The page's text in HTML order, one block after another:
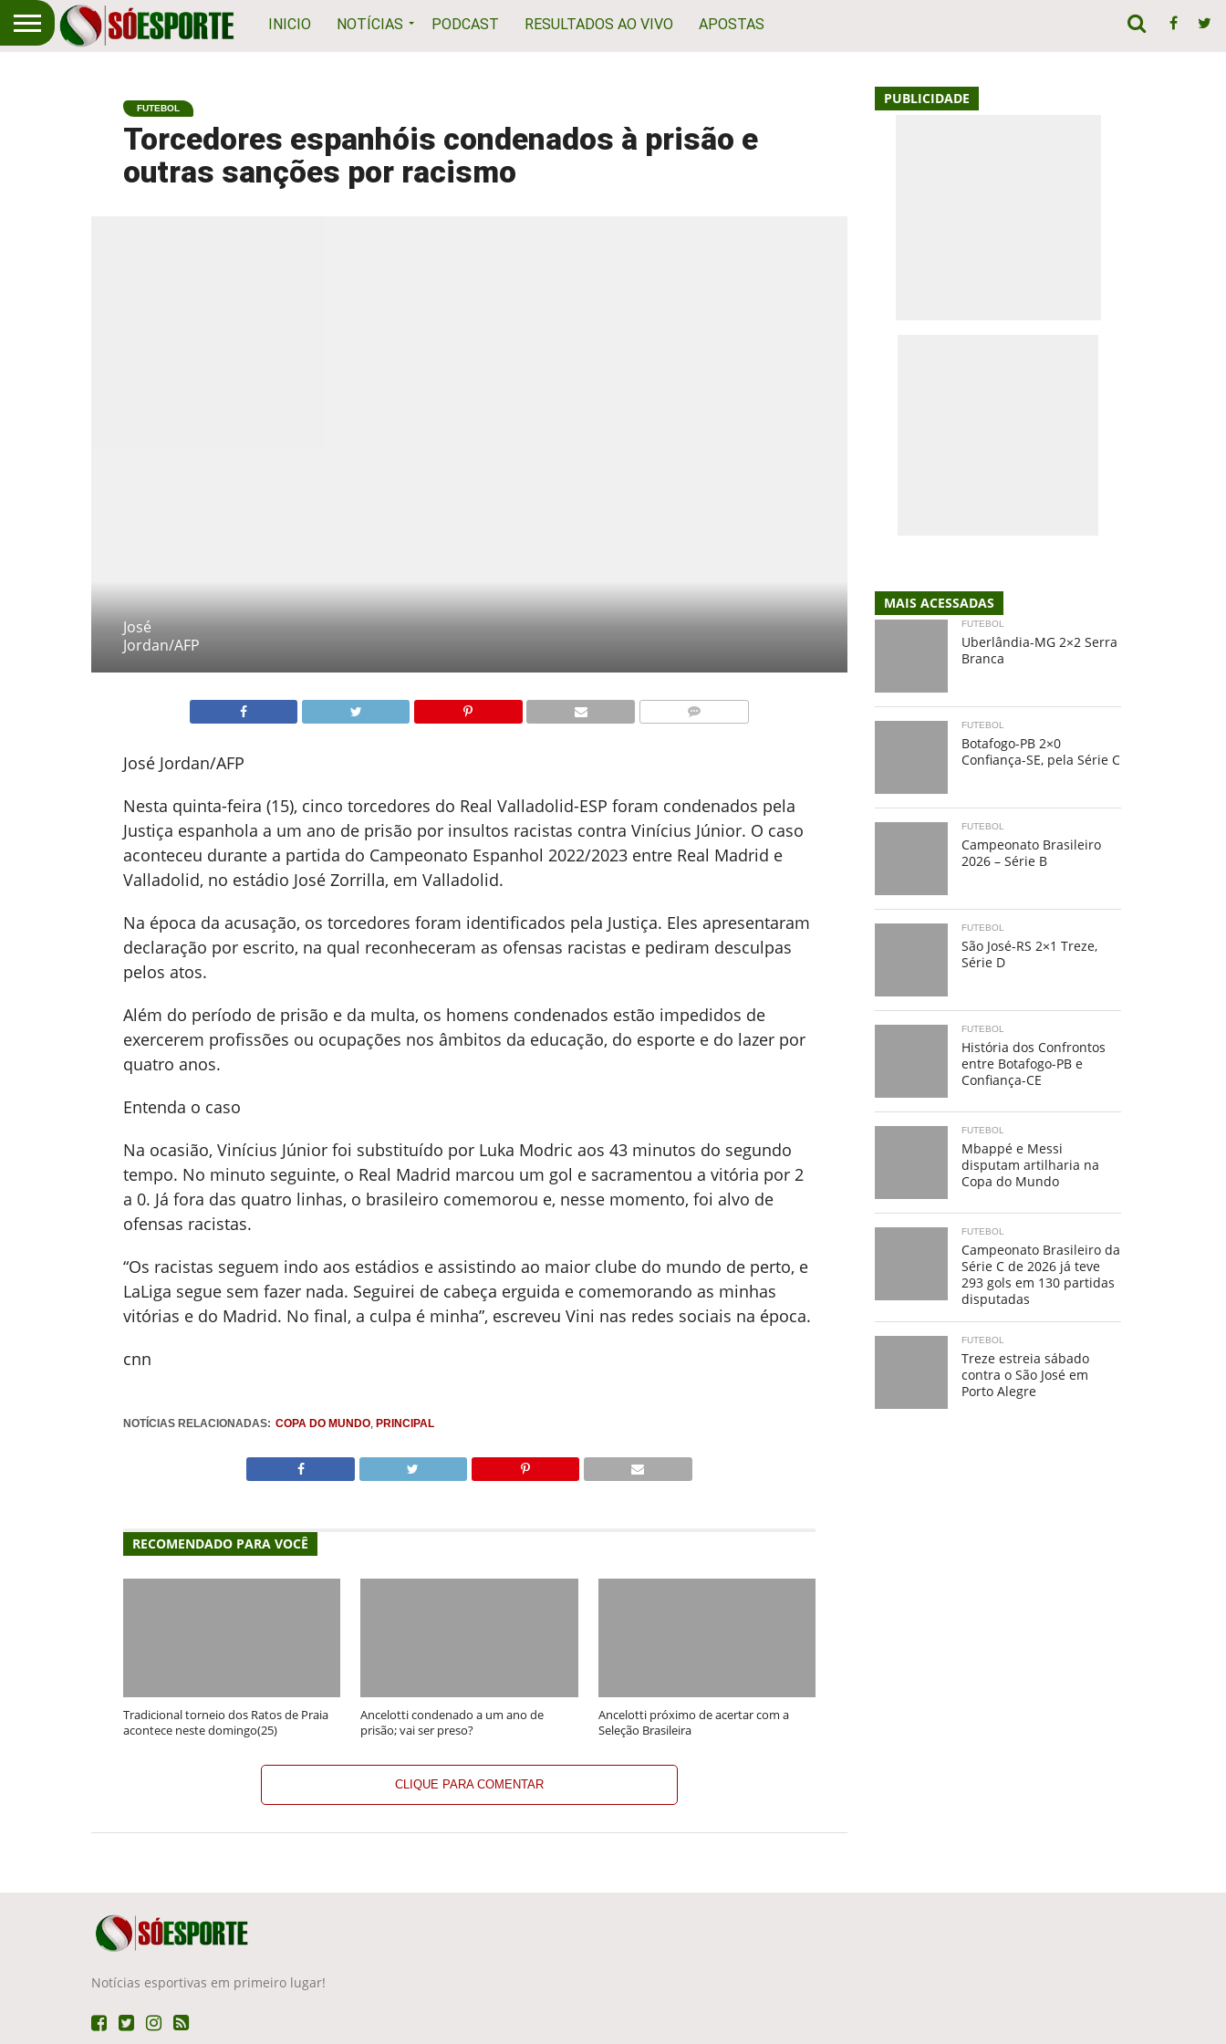
INICIO NOTÍCIAS PODCAST RESULTADOS AO VIVO APOSTAS
FUTEBOL
Torcedores espanhóis condenados à prisão e
outras sanções por racismo
José
Jordan/AFP
José Jordan/AFP
Nesta quinta-feira (15), cinco torcedores do Real Valladolid-ESP foram condenados pela
Justiça espanhola a um ano de prisão por insultos racistas contra Vinícius Júnior. O caso
aconteceu durante a partida do Campeonato Espanhol 2022/2023 entre Real Madrid e
Valladolid, no estádio José Zorrilla, em Valladolid.
Na época da acusação, os torcedores foram identificados pela Justiça. Eles apresentaram
declaração por escrito, na qual reconheceram as ofensas racistas e pediram desculpas
pelos atos.
Além do período de prisão e da multa, os homens condenados estão impedidos de
exercerem profissões ou ocupações nos âmbitos da educação, do esporte e do lazer por
quatro anos.
Entenda o caso
Na ocasião, Vinícius Júnior foi substituído por Luka Modric aos 43 minutos do segundo
tempo. No minuto seguinte, o Real Madrid marcou um gol e sacramentou a vitória por 2
a 0. Já fora das quatro linhas, o brasileiro comemorou e, nesse momento, foi alvo de
ofensas racistas.
“Os racistas seguem indo aos estádios e assistindo ao maior clube do mundo de perto, e
LaLiga segue sem fazer nada. Seguirei de cabeça erguida e comemorando as minhas
vitórias e do Madrid. No final, a culpa é minha”, escreveu Vini nas redes sociais na época.
cnn
NOTÍCIAS RELACIONADAS: COPA DO MUNDO, PRINCIPAL
RECOMENDADO PARA VOCÊ
Tradicional torneio dos Ratos de Praia
acontece neste domingo(25)
Ancelotti condenado a um ano de
prisão; vai ser preso?
Ancelotti próximo de acertar com a
Seleção Brasileira
CLIQUE PARA COMENTAR
PUBLICIDADE
MAIS ACESSADAS
FUTEBOL
Uberlândia-MG 2×2 Serra
Branca
FUTEBOL
Botafogo-PB 2×0
Confiança-SE, pela Série C
FUTEBOL
Campeonato Brasileiro
2026 – Série B
FUTEBOL
São José-RS 2×1 Treze,
Série D
FUTEBOL
História dos Confrontos
entre Botafogo-PB e
Confiança-CE
FUTEBOL
Mbappé e Messi
disputam artilharia na
Copa do Mundo
FUTEBOL
Campeonato Brasileiro da
Série C de 2026 já teve
293 gols em 130 partidas
disputadas
FUTEBOL
Treze estreia sábado
contra o São José em
Porto Alegre
Notícias esportivas em primeiro lugar!